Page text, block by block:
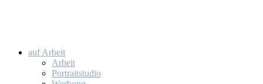
auf Ar­beit
Ar­beit
Por­trait­stu­dio